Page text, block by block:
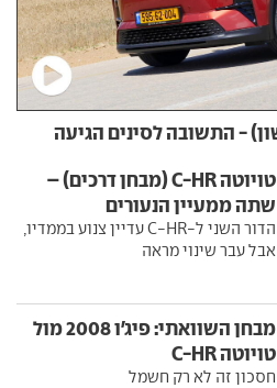
טויוטה C-HR (מבחן דרכים) –
שתה ממעיין הנעורים
הדור השני ל-C-HR עדיין צנוע בממדיו,
אבל עבר שינוי מראה
מבחן השוואתי: פיג'ו 2008 מול
טויוטה C-HR
חסכון זה לא רק חשמל